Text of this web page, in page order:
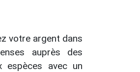
votre argent dans
auprès des
espèces avec un